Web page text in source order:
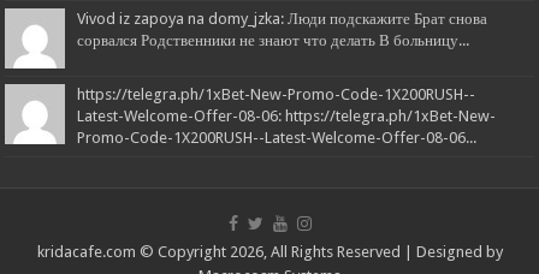
Vivod iz zapoya na domy_jzka: Люди подскажите Брат снова
сорвался Родственники не знают что делать В больницу...
https://telegra.ph/1xBet-New-Promo-Code-1X200RUSH--
Latest-Welcome-Offer-08-06: https://telegra.ph/1xBet-New-
Promo-Code-1X200RUSH--Latest-Welcome-Offer-08-06...
kridacafe.com © Copyright 2026, All Rights Reserved | Designed by